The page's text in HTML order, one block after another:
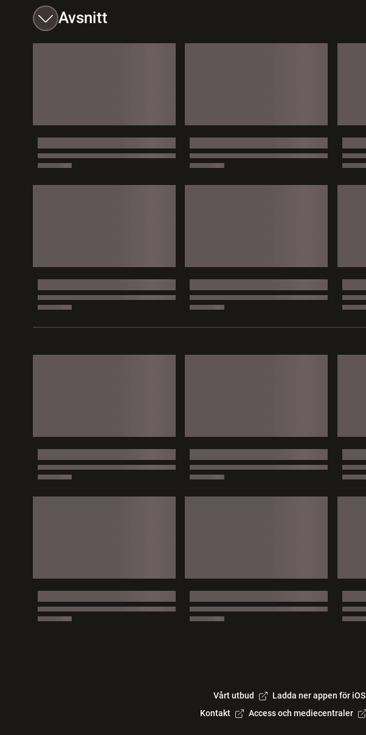
Avsnitt
Vårt utbud Ladda ner appen för iOS
Kontakt
Access och mediecentraler